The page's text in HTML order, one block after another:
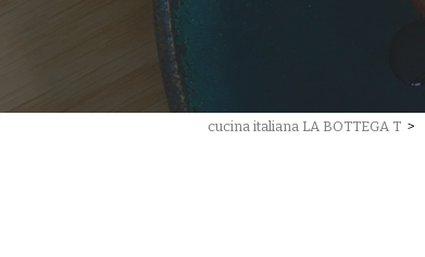
cucina italiana LA BOTTEGA T >